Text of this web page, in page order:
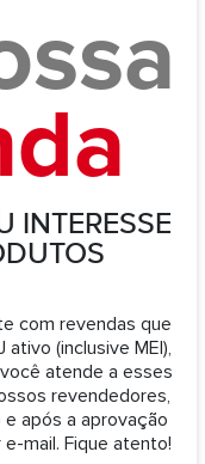
INTERESSE
com revendas que
(inclusive MEI),
atende a esses
revendedores,
após a aprovação
mail. Fique atento!